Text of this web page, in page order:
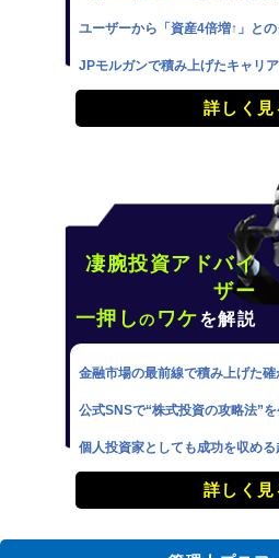
ユーザーから「資産4倍増↑」と
JPモルガンで積み上げたキャリ
詳しく見
凄腕投資アドバイ
ザー
一押しの ワケを解説
金融市場の最前線で積み上げた
公式SNSで“株式投資の攻略法”
個人投資家としても成功を収める
詳しく見